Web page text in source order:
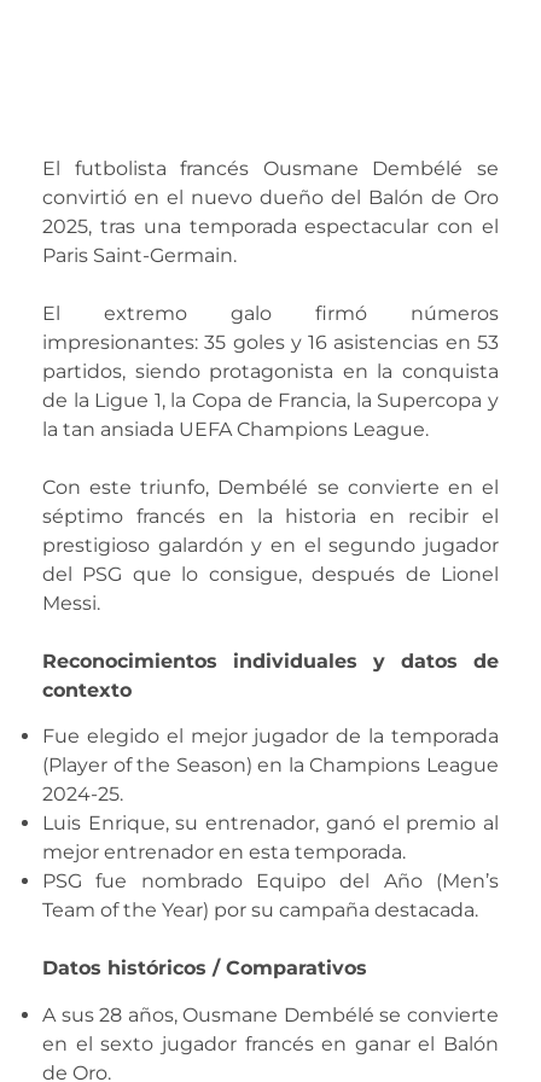
El futbolista francés Ousmane Dembélé se
convirtió en el nuevo dueño del Balón de Oro
2025, tras una temporada espectacular con el
Paris Saint-Germain.
El extremo galo firmó números
impresionantes: 35 goles y 16 asistencias en 53
partidos, siendo protagonista en la conquista
de la Ligue 1, la Copa de Francia, la Supercopa y
la tan ansiada UEFA Champions League.
Con este triunfo, Dembélé se convierte en el
séptimo francés en la historia en recibir el
prestigioso galardón y en el segundo jugador
del PSG que lo consigue, después de Lionel
Messi.
Reconocimientos individuales y datos de
contexto
Fue elegido el mejor jugador de la temporada
(Player of the Season) en la Champions League
2024-25.
Luis Enrique, su entrenador, ganó el premio al
mejor entrenador en esta temporada.
PSG fue nombrado Equipo del Año (Men’s
Team of the Year) por su campaña destacada.
Datos históricos / Comparativos
A sus 28 años, Ousmane Dembélé se convierte
en el sexto jugador francés en ganar el Balón
de Oro.